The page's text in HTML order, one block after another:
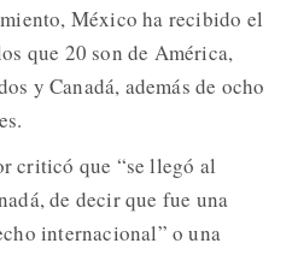
México ha recibido el
que 20 son de América,
y Canadá, además de ocho
criticó que “se llegó al
de decir que fue una
internacional” o una